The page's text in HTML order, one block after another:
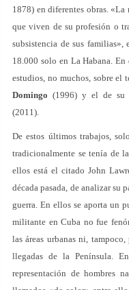
1878) en diferentes obras.
que viven de su profesión o
subsistencia de sus
18.000 solo en La Habana.
estudios, no muchos, sobre el
Domingo (1996) y el de su
(2011).
De estos últimos trabajos,
tradicionalmente se tenía de
ellos está el citado John
década pasada, de analizar su
guerra. En ellos se aporta un
militante en Cuba no fue
las áreas urbanas ni,
llegadas de la Península.
representación de hombres